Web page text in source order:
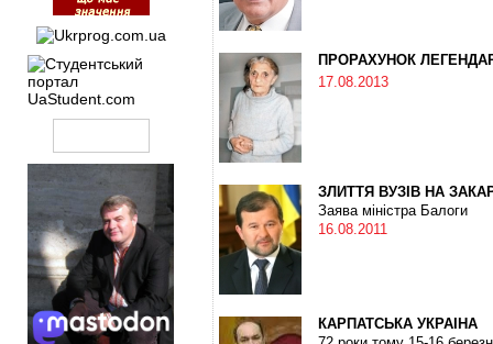
ПРОРАХУНОК
17.08.2013
ЗЛИТТЯ ВУЗІВ НА
Заява міністра Балоги
16.08.2011
КАРПАТСЬКА УКРАЇНА